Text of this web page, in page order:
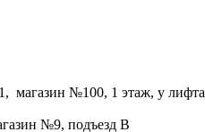
магазин №100, 1 этаж, у лифта
№9, подъезд В